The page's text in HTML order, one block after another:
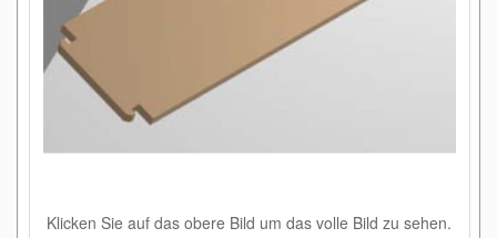
Klicken Sie auf das obere Bild um das volle Bild zu sehen.